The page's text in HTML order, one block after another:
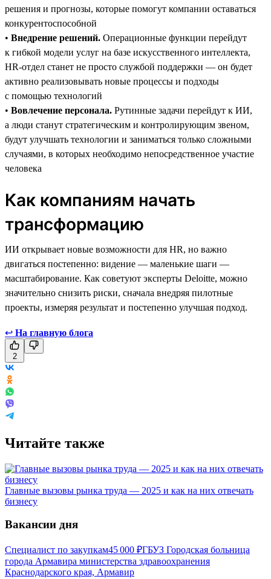
решения и прогнозы, которые помогут компании оставаться
конкурентоспособной
• Внедрение решений. Операционные функции перейдут
к гибкой модели услуг на базе искусственного интеллекта,
HR-отдел станет не просто службой поддержки — он будет
активно реализовывать новые процессы и подходы
с помощью технологий
• Вовлечение персонала. Рутинные задачи перейдут к ИИ,
а люди станут стратегическим и контролирующим звеном,
будут улучшать технологии и заниматься только сложными
случаями, в которых необходимо непосредственное участие
человека
Как компаниям начать
трансформацию
ИИ открывает новые возможности для HR, но важно
двигаться постепенно: видение — маленькие шаги —
масштабирование. Как советуют эксперты Deloitte, можно
значительно снизить риски, сначала внедряя пилотные
проекты, измеряя результат и постепенно улучшая подход.
↩ На главную блога
2
Читайте также
Главные вызовы рынка труда — 2025 и как на них отвечать
бизнесу
Вакансии дня
Специалист по закупкам45 000 ₽ГБУЗ Городская больница
города Армавира министерства здравоохранения
Краснодарского края, Армавир